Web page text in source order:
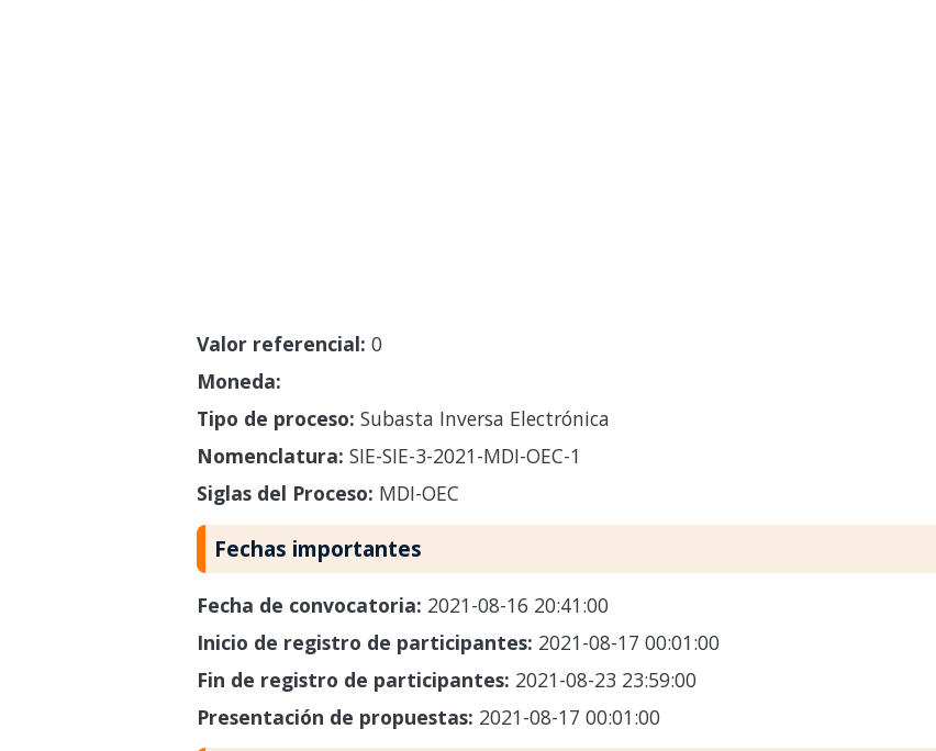
Valor referencial: 0
Moneda:
Tipo de proceso: Subasta Inversa Electrónica
Nomenclatura: SIE-SIE-3-2021-MDI-OEC-1
Siglas del Proceso: MDI-OEC
Fechas importantes
Fecha de convocatoria: 2021-08-16 20:41:00
Inicio de registro de participantes: 2021-08-17 00:01:00
Fin de registro de participantes: 2021-08-23 23:59:00
Presentación de propuestas: 2021-08-17 00:01:00